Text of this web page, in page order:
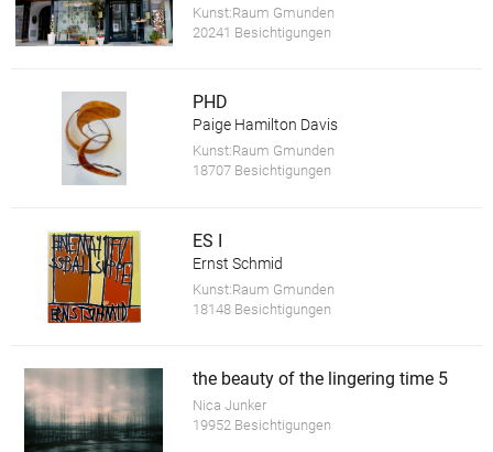
Kunst:Raum Gmunden
20241 Besichtigungen
PHD
Paige Hamilton Davis
Kunst:Raum Gmunden
18707 Besichtigungen
ES I
Ernst Schmid
Kunst:Raum Gmunden
18148 Besichtigungen
the beauty of the lingering time 5
Nica Junker
19952 Besichtigungen